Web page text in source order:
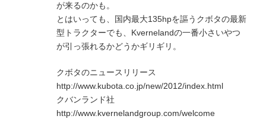
が来るのかも。
とはいっても、国内最大135hpを謳うクボタの最新
型トラクターでも、Kvernelandの一番小さいやつ
が引っ張れるかどうかギリギリ。
クボタのニュースリリース
http://www.kubota.co.jp/new/2012/index.html
クバンランド社
http://www.kvernelandgroup.com/welcome